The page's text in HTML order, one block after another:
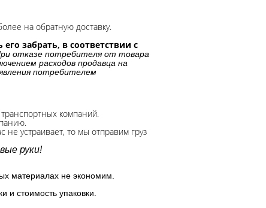
на обратную доставку.
забрать, в соответствии с
отказе потребителя от товара
расходов продавца на
потребителем
компаний.
устраивает, то мы отправим груз
руки!
материалах не экономим.
и стоимость упаковки.